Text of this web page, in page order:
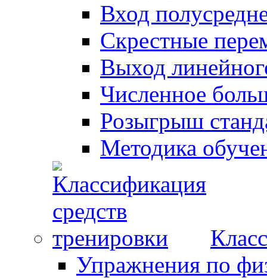
Вход
Скрестные
Выход
Численное
Розыгрыш
Методика
Упражнения по